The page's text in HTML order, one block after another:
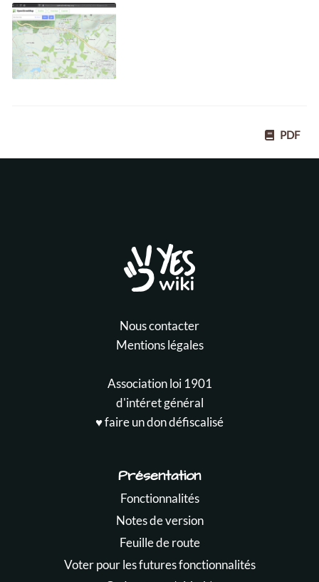
PDF
Nous contacter
Mentions légales
Association loi 1901
d'intéret général
♥️ faire un don défiscalisé
Présentation
Fonctionnalités
Notes de version
Feuille de route
Voter pour les futures fonctionnalités